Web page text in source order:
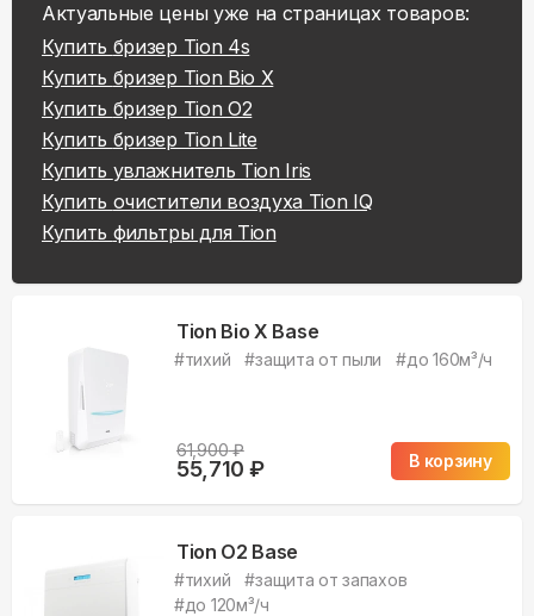
Актуальные цены уже на страницах товаров:
Купить бризер Tion 4s
Купить бризер Tion Bio X
Купить бризер Tion O2
Купить бризер Tion Lite
Купить увлажнитель Tion Iris
Купить очистители воздуха Tion IQ
Купить фильтры для Tion
Tion Bio X Base
#тихий #защита от пыли #до 160м³/ч
61,900₽
55,710 ₽ В корзину
Tion O2 Base
#тихий #защита от запахов
#до 120м³/ч